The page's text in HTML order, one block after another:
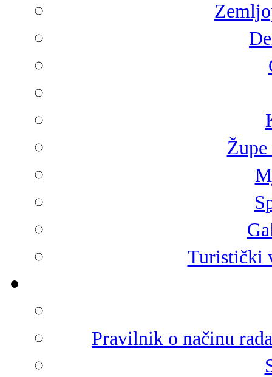
Turistički
Pravilnik o načinu